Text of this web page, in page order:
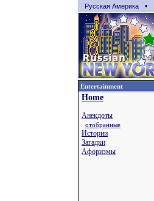
Русская Америка •
Entertainment
Home
Анекдоты
отобранные
Истории
Загадки
Афоризмы